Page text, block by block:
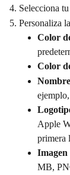
Selecciona tu
Personaliza
Color
Color
Apple
primera
Imagen
MB,